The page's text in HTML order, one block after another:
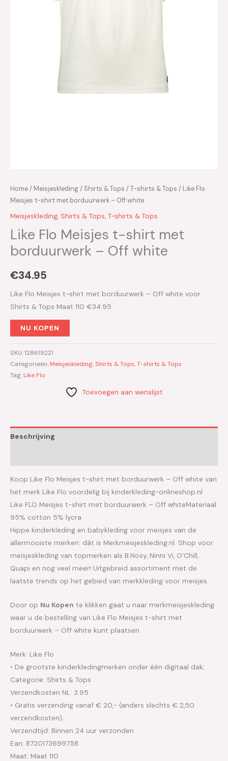
Home/ Meisjeskleding/ Shirts & Tops /T-shirts & Tops / Like Flo
Meisjes t-shirt met borduurwerk – Off white
Meisjeskleding, Shirts & Tops, T-shirts & Tops
Like Flo Meisjes t-shirt met
borduurwerk – Off white
€34.95
Like Flo Meisjes t-shirt met borduurwerk – Off white voor
Shirts & Tops Maat 110 €34.95
NU KOPEN
SKU:128619221
Categorieën: Meisjeskleding,Shirts & Tops,T-shirts & Tops
Tag: Like Flo
Toevoegen aan wenslijst
Beschrijving
Koop Like Flo Meisjes t-shirt met borduurwerk – Off white van
het merk Like Flo voordelig bij kinderkleding-onlineshop.nl
Like FLO Meisjes t-shirt met borduurwerk – Off whiteMateriaal
95% cotton 5% lycra
Hippe kinderkleding en babykleding voor meisjes van de
allermooiste merken: dát is Merkmeisjeskleding.nl. Shop voor
meisjeskleding van topmerken als B.Nosy, Ninni Vi, O’Chill,
Quapi en nog veel meer! Uitgebreid assortiment met de
laatste trends op het gebied van merkkleding voor meisjes.
Door op Nu Kopen te klikken gaat u naar merkmeisjeskleding
waar u de bestelling van Like Flo Meisjes t-shirt met
borduurwerk – Off white kunt plaatsen.
Merk: Like Flo
• De grootste kinderkledingmerken onder één digitaal dak;
Categorie: Shirts & Tops
Verzendkosten NL: 3.95
• Gratis verzending vanaf € 20,- (anders slechts € 2,50
verzendkosten);
Verzendtijd: Binnen 24 uur verzonden
Ean: 8720173699758
Maat: Maat 110